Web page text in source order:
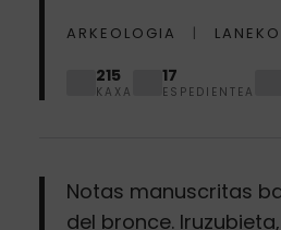
ARKEOLOGIA
215
KAXA
17
ESPEDIENTEA
Notas manuscritas
del bronce.